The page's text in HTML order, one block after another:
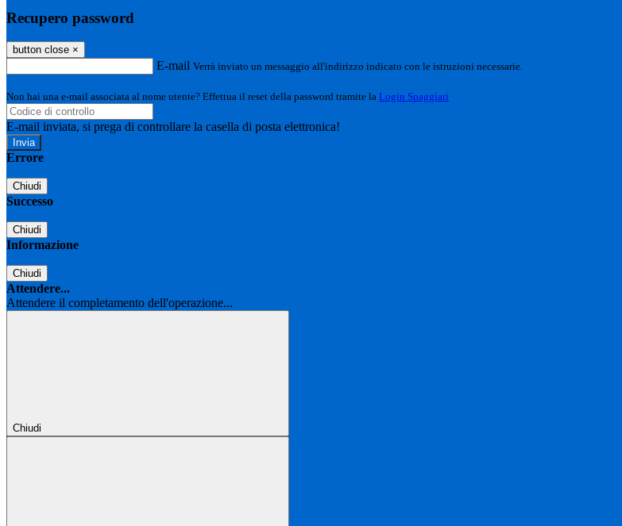
Recupero password
button close ×
E-mail Verrà inviato un messaggio all'indirizzo indicato con le istruzioni necessarie.
Non hai una e-mail associata al nome utente? Effettua il reset della password tramite la Login Spaggiari
E-mail inviata, si prega di controllare la casella di posta elettronica!
Errore
Chiudi
Successo
Chiudi
Informazione
Chiudi
Attendere...
Attendere il completamento dell'operazione...
Chiudi